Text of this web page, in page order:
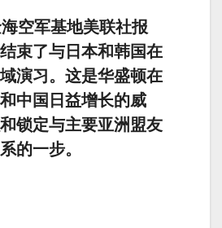
空军基地美联社报
束了与日本和韩国在
演习。这是华盛顿在
中国日益增长的威
锁定与主要亚洲盟友
的一步。